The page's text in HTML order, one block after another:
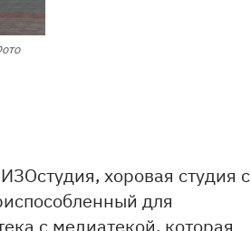
хоровая студия с
для
с медиатекой, которая